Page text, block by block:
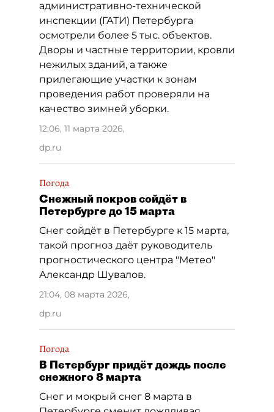
административно-технической
инспекции (ГАТИ) Петербурга
осмотрели более 5 тыс. объектов.
Дворы и частные территории, кровли
нежилых зданий, а также
прилегающие участки к зонам
проведения работ проверяли на
качество зимней уборки.
12:06, 11 марта 2026,
dp.ru
Погода
Снежный покров сойдёт в
Петербурге до 15 марта
Снег сойдёт в Петербурге к 15 марта,
такой прогноз даёт руководитель
прогностического центра "Метео"
Александр Шувалов.
21:04, 08 марта 2026,
dp.ru
Погода
В Петербург придёт дождь после
снежного 8 марта
Снег и мокрый снег 8 марта в